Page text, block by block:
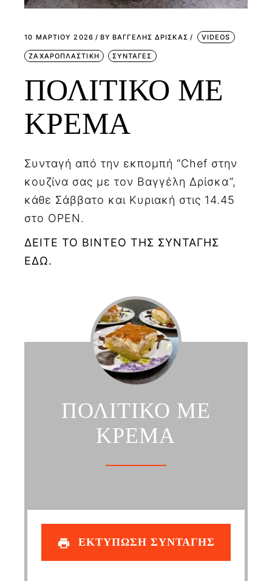
10 ΜΑΡΤΊΟΥ 2026 BY ΒΑΓΓΕΛΗΣ ΔΡΙΣΚΑΣ VIDEOS
ΖΑΧΑΡΟΠΛΑΣΤΙΚΗ ΣΥΝΤΑΓΕΣ
ΠΟΛΙΤΙΚΟ ΜΕ
ΚΡΕΜΑ
Συνταγή από την εκπομπή “Chef στην
κουζίνα σας με τον Βαγγέλη Δρίσκα”,
κάθε Σάββατο και Κυριακή στις 14.45
στο OPEN.
ΔΕΙΤΕ ΤΟ ΒΙΝΤΕΟ ΤΗΣ ΣΥΝΤΑΓΗΣ
ΕΔΩ.
ΠΟΛΙΤΙΚΟ ΜΕ
ΚΡΕΜΑ
ΕΚΤΥΠΩΣΗ ΣΥΝΤΑΓΗΣ